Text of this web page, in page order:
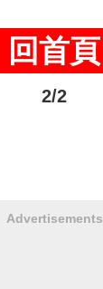
回首頁
2/2
Advertisements